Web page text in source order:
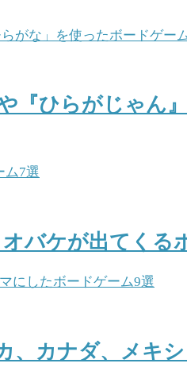
ひらがじゃん
バケが出てくる
、カナダ、メキ